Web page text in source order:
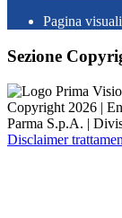
Pagina
Sezione
Copyright 2026 |
Parma S.p.A. |
Disclaimer